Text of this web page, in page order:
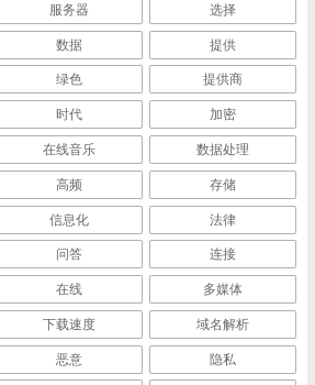
服务器 选择
数据 提供
绿色 提供商
时代 加密
在线音乐 数据处理
高频 存储
信息化 法律
问答 连接
在线 多媒体
下载速度 域名解析
恶意 隐私